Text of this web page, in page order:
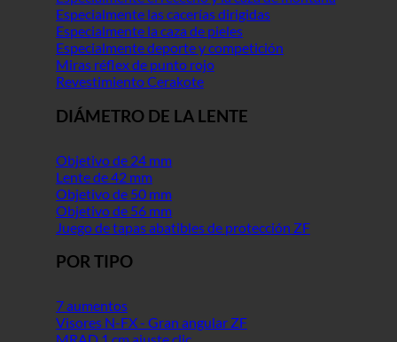
Especialmente las cacerías dirigidas
Especialmente la caza de pieles
Especialmente deporte y competición
Miras réflex de punto rojo
Revestimiento Cerakote
DIÁMETRO DE LA LENTE
Objetivo de 24 mm
Lente de 42 mm
Objetivo de 50 mm
Objetivo de 56 mm
Juego de tapas abatibles de protección ZF
POR TIPO
7 aumentos
Visores N-FX - Gran angular ZF